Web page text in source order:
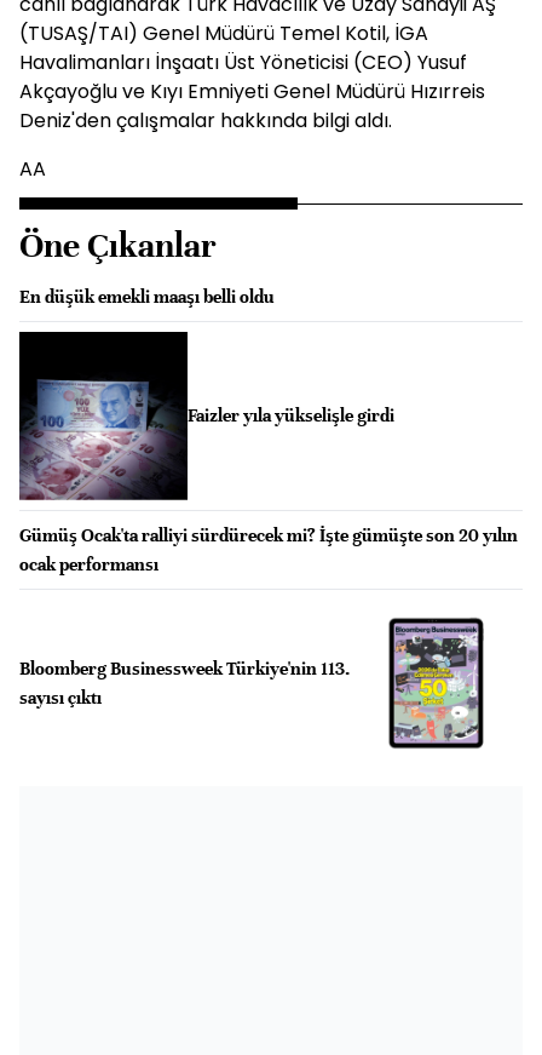
(TUSAŞ/TAI) Genel Müdürü Temel Kotil, İGA
Havalimanları İnşaatı Üst Yöneticisi (CEO) Yusuf
Akçayoğlu ve Kıyı Emniyeti Genel Müdürü Hızırreis
Deniz'den çalışmalar hakkında bilgi aldı.
AA
Öne Çıkanlar
En düşük emekli maaşı belli oldu
Faizler yıla yükselişle girdi
Gümüş Ocak'ta ralliyi sürdürecek mi? İşte gümüşte son 20 yılın
ocak performansı
Bloomberg Businessweek Türkiye'nin 113.
sayısı çıktı